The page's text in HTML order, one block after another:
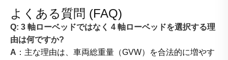
よくある質問 (FAQ)
Q: 3 軸ローベッドではなく 4 軸ローベッドを選択する理
由は何ですか?
A ：主な理由は、車両総重量（GVW）を合法的に増やす